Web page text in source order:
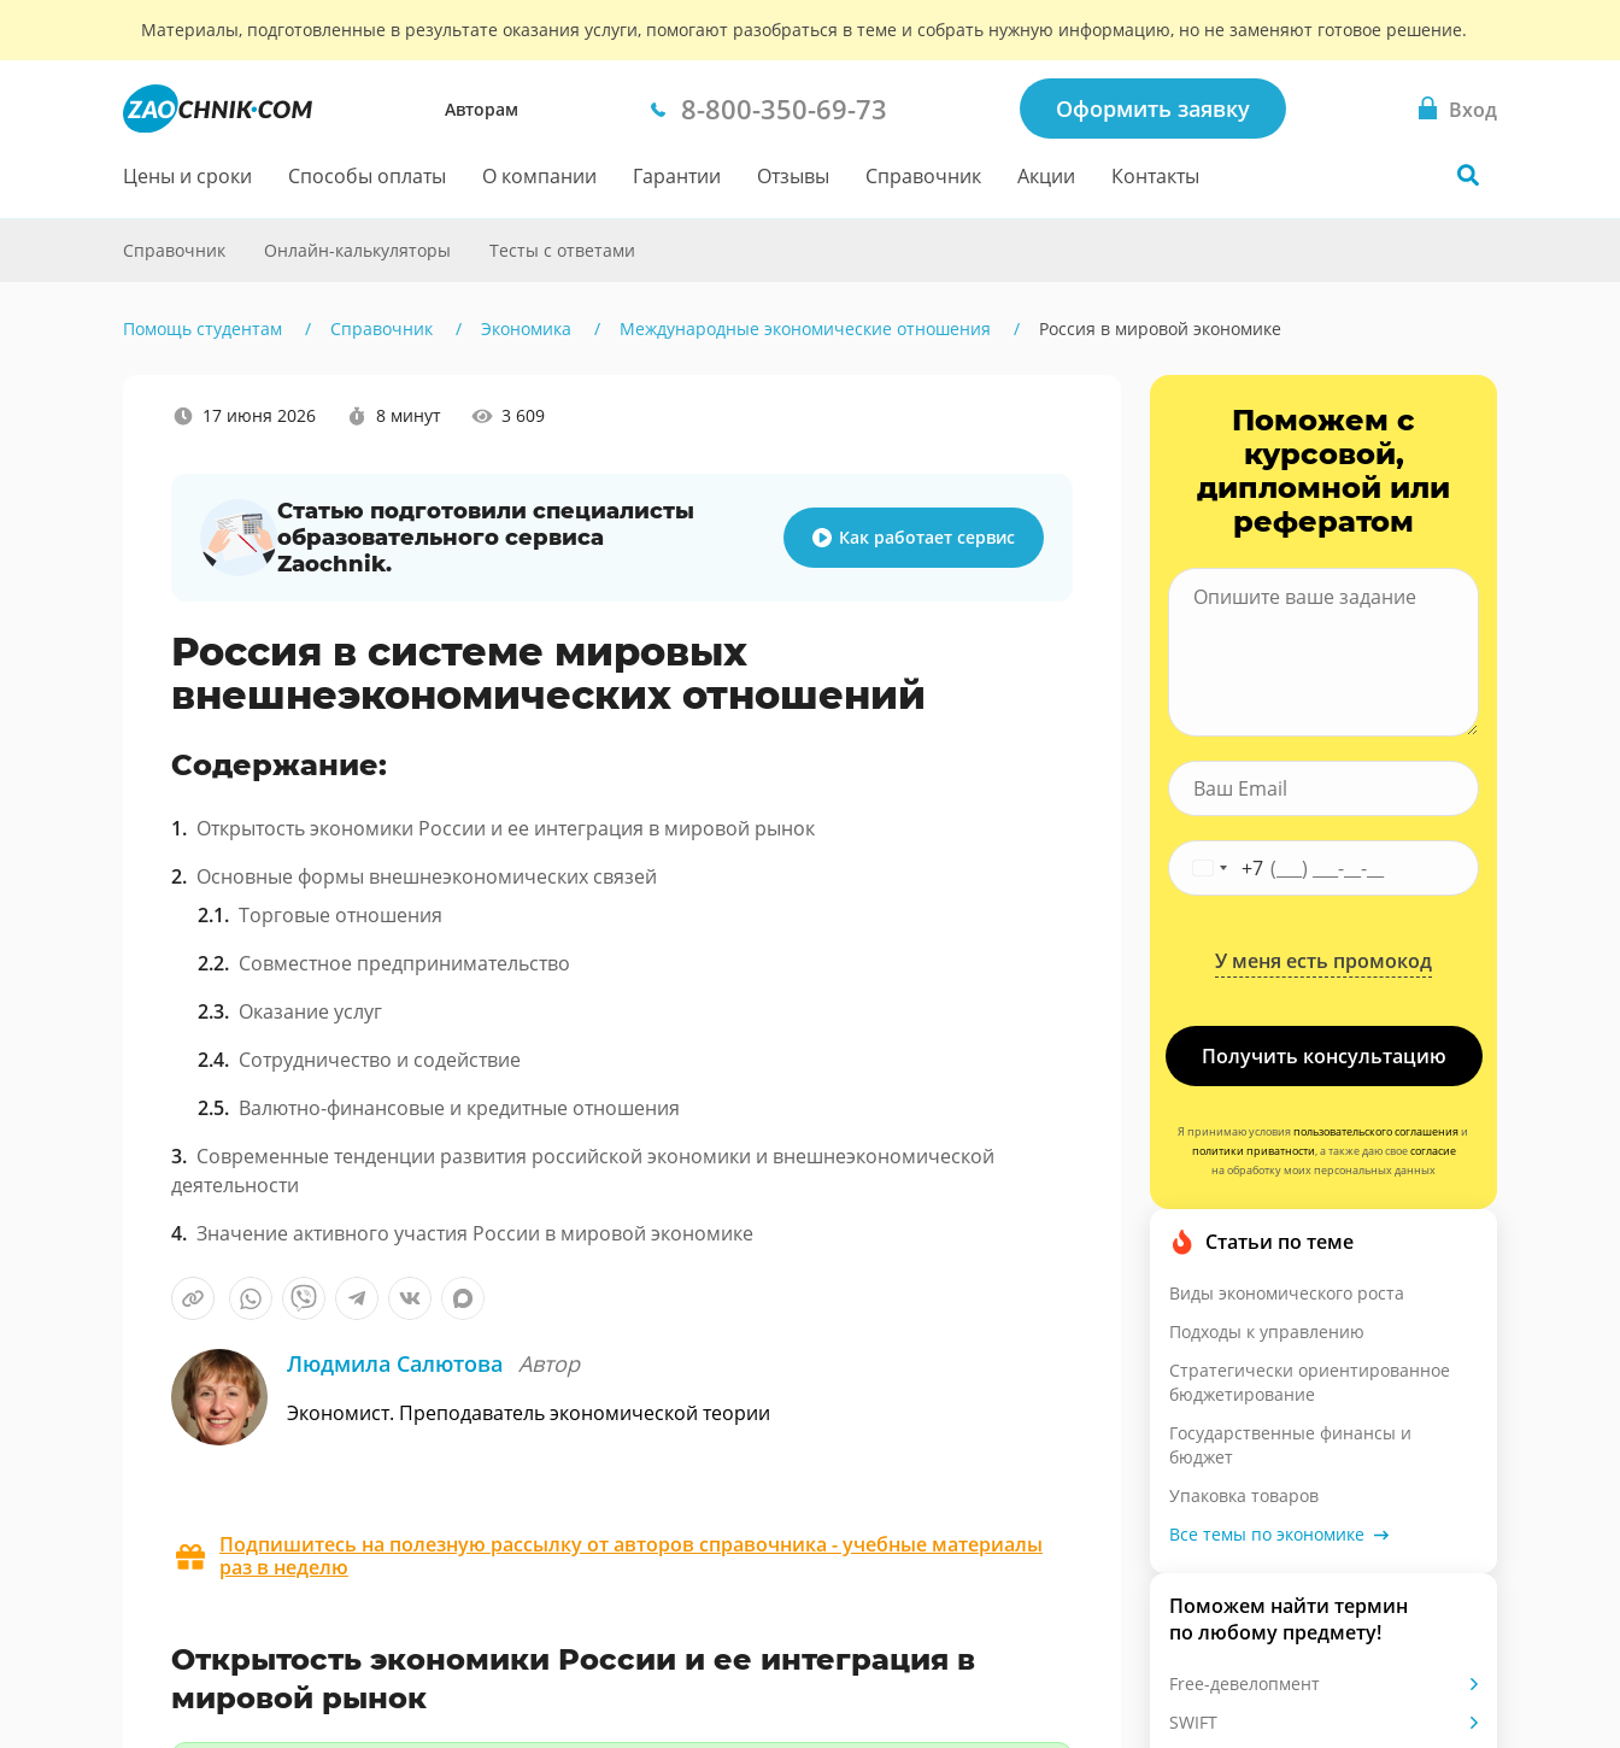
Материалы, подготовленные в результате оказания услуги, помогают разобраться в теме и собрать нужную информацию, но не заменяют готовое решение.
Авторам 8-800-350-69-73 Оформить заявку Вход
Цены и сроки Способы оплаты О компании Гарантии Отзывы Справочник Акции Контакты
Справочник Онлайн-калькуляторы Тесты с ответами
Помощь студентам Справочник Экономика Международные экономические отношения Россия в мировой экономике
17 июня 2026 8 минут 3 609
Статью подготовили специалисты
образовательного сервиса
Zaochnik.
Как работает сервис
Россия в системе мировых
внешнеэкономических отношений
Содержание:
Открытость экономики России и ее интеграция в мировой рынок
Основные формы внешнеэкономических связей
Торговые отношения
Совместное предпринимательство
Оказание услуг
Сотрудничество и содействие
Валютно-финансовые и кредитные отношения
Современные тенденции развития российской экономики и внешнеэкономической
деятельности
Значение активного участия России в мировой экономике
Людмила Салютова Автор
Экономист. Преподаватель экономической теории
Подпишитесь на полезную рассылку от авторов справочника - учебные материалы
раз в неделю
Открытость экономики России и ее интеграция в
мировой рынок
Поможем с
курсовой,
дипломной или
рефератом
+7
У меня есть промокод
Получить консультацию
Я принимаю условияпользовательского соглашенияи
политики приватности, а также даю своесогласие
на обработку моих персональных данных
Статьи по теме
Виды экономического роста
Подходы к управлению
Стратегически ориентированное
бюджетирование
Государственные финансы и
бюджет
Упаковка товаров
Все темы по экономике
Поможем найти термин
по любому предмету!
Free-девелопмент
SWIFT